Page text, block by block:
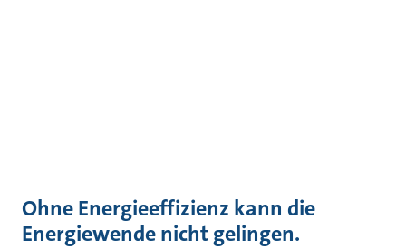
Ohne Energieeffizienz kann die
Energiewende nicht gelingen.